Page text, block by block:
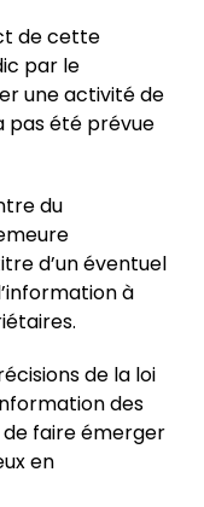
de cette
par le
une activité de
pas été prévue
du
d’un éventuel
à
de la loi
des
faire émerger
en